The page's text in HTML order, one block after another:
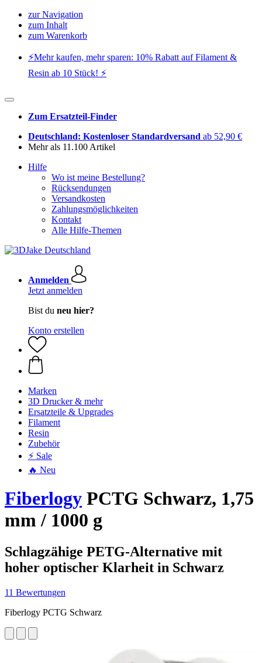
zur Navigation
zum Inhalt
zum Warenkorb
⚡️Mehr kaufen, mehr sparen: 10% Rabatt auf Filament &
Resin ab 10 Stück! ⚡️
Zum Ersatzteil-Finder
Deutschland: Kostenloser Standardversand ab 52,90 €
Mehr als 11.100 Artikel
Hilfe
Wo ist meine Bestellung?
Rücksendungen
Versandkosten
Zahlungsmöglichkeiten
Kontakt
Alle Hilfe-Themen
Anmelden
Jetzt anmelden
Bist du neu hier?
Konto erstellen
Marken
3D Drucker & mehr
Ersatzteile & Upgrades
Filament
Resin
Zubehör
⚡ Sale
🔥 Neu
Fiberlogy PCTG Schwarz, 1,75
mm / 1000 g
Schlagzähige PETG-Alternative mit
hoher optischer Klarheit in Schwarz
11 Bewertungen
Fiberlogy PCTG Schwarz